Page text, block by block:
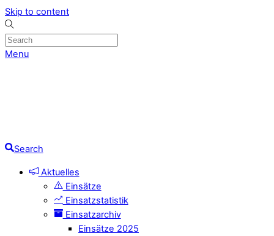
Skip to content
Menu
Search
Aktuelles
Einsätze
Einsatzstatistik
Einsatzarchiv
Einsätze 2025